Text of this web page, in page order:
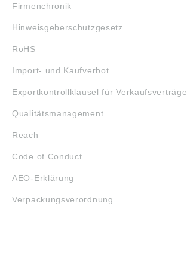
Firmenchronik
Hinweisgeberschutzgesetz
RoHS
Import- und Kaufverbot
Exportkontrollklausel für Verkaufsverträge
Qualitätsmanagement
Reach
Code of Conduct
AEO-Erklärung
Verpackungsverordnung